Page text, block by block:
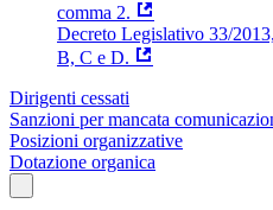
comma 2.
Decreto Legislativo 33/
B, C e D.
Dirigenti cessati
Sanzioni per mancata
Posizioni organizzative
Dotazione organica